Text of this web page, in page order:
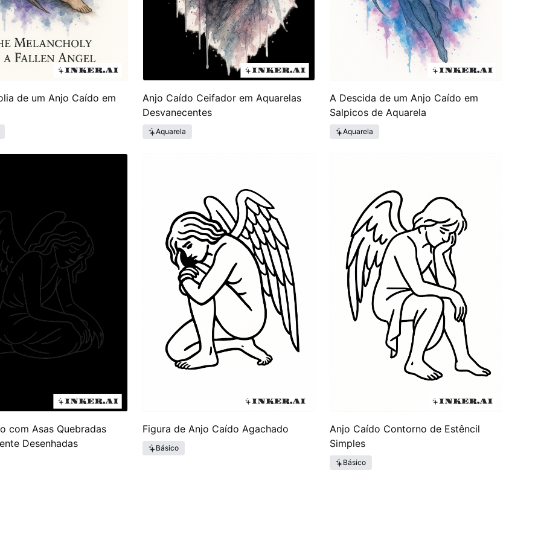
de um Anjo Caído em
Anjo Caído Ceifador em Aquarelas
Desvanecentes
Aquarela
A Descida de um Anjo Caído em
Salpicos de Aquarela
Aquarela
com Asas Quebradas
Desenhadas
Figura de Anjo Caído Agachado
Básico
Anjo Caído Contorno de Estêncil
Simples
Básico